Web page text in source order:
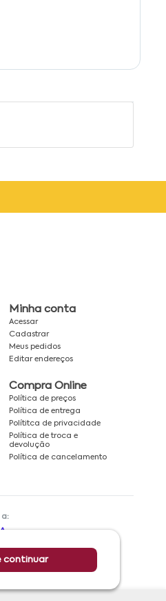
Aceitar e continuar
Minha conta
Acessar
Cadastrar
Meus pedidos
Editar endereços
Compra Online
Política de preços
Política de entrega
Polítitca de privacidade
Política de troca e
devolução
Política de cancelamento
a: